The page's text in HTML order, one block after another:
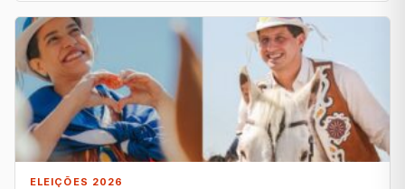
ELEIÇÕES 2026